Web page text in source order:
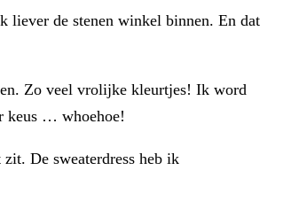
liever de stenen winkel binnen. En dat
Zo veel vrolijke kleurtjes! Ik word
keus … whoehoe!
De sweaterdress heb ik